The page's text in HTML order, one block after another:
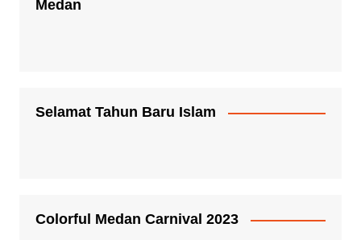
Medan
Selamat Tahun Baru Islam
Colorful Medan Carnival 2023